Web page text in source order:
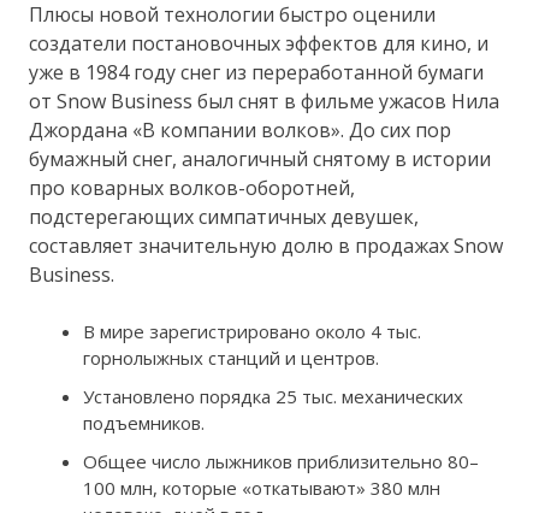
Плюсы новой технологии быстро оценили
создатели постановочных эффектов для кино, и
уже в 1984 году снег из переработанной бумаги
от Snow Business был снят в фильме ужасов Нила
Джордана «В компании волков». До сих пор
бумажный снег, аналогичный снятому в истории
про коварных волков-оборотней,
подстерегающих симпатичных девушек,
составляет значительную долю в продажах Snow
Business.
В мире зарегистрировано около 4 тыс.
горнолыжных станций и центров.
Установлено порядка 25 тыс. механических
подъемников.
Общее число лыжников приблизительно 80–
100 млн, которые «откатывают» 380 млн